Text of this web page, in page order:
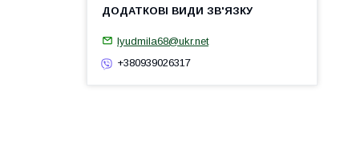
lyudmila68@ukr.net
+380939026317